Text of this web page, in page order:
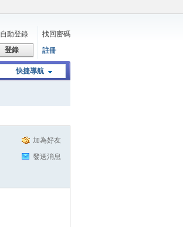
自動登錄
找回密碼
登錄 註冊
快捷導航
加為好友
發送消息